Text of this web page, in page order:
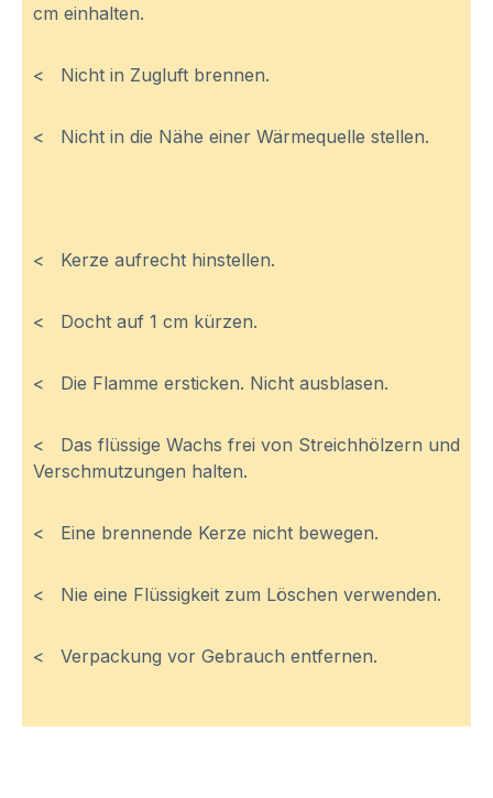
cm einhalten.
< Nicht in Zugluft brennen.
< Nicht in die Nähe einer Wärmequelle stellen.
< Kerze aufrecht hinstellen.
< Docht auf 1 cm kürzen.
< Die Flamme ersticken. Nicht ausblasen.
< Das flüssige Wachs frei von Streichhölzern und
Verschmutzungen halten.
< Eine brennende Kerze nicht bewegen.
< Nie eine Flüssigkeit zum Löschen verwenden.
< Verpackung vor Gebrauch entfernen.